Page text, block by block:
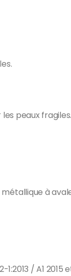
peaux fragiles.
à
/ A1 2015